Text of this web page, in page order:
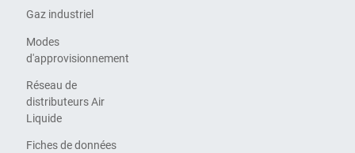
Gaz industriel
Modes
d'approvisionnement
Réseau de
distributeurs Air
Liquide
Fiches de données